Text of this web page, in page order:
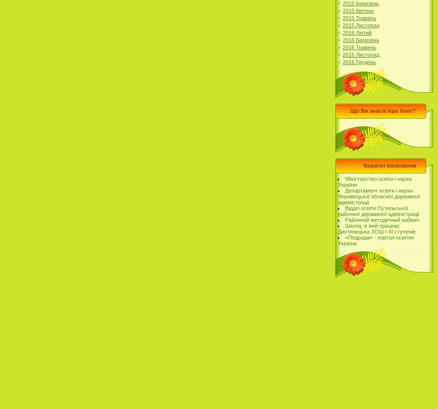
2015 Березень
2015 Квітень
2015 Травень
2015 Листопад
2016 Лютий
2016 Березень
2016 Травень
2016 Листопад
2016 Грудень
Що Ви знаєте про блог?
Корисні посилання
Міністерство освіти і науки
України
Департамент освіти і науки
Чернівецької обласної державної
адміністрації
Відділ освіти Путильської
районної державної адміністрації
Районний методичний кабінет
Школа, в якій працюю:
Дихтинецька ЗОШ І-ІІІ ступенів
«Педрада» - портал освітян
України